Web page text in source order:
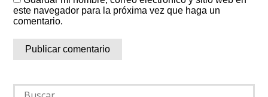
este navegador para la próxima vez que haga un
comentario.
Buscar: